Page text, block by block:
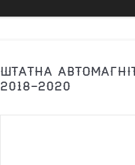
ШТАТНА
2018-2020